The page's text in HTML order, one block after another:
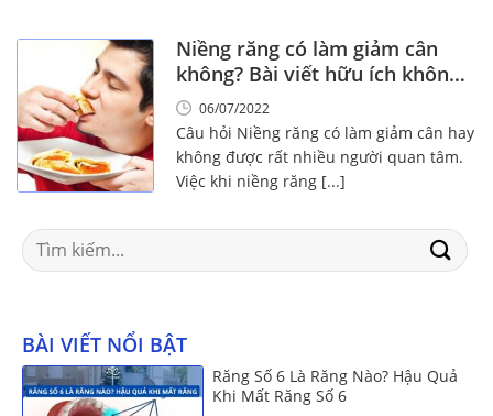
Niềng răng có làm giảm cân
không? Bài viết hữu ích không
nên bỏ qua
06/07/2022
Câu hỏi Niềng răng có làm giảm cân hay
không được rất nhiều người quan tâm.
Việc khi niềng răng [...]
Search
for:
BÀI VIẾT NỔI BẬT
Răng Số 6 Là Răng Nào? Hậu Quả
Khi Mất Răng Số 6